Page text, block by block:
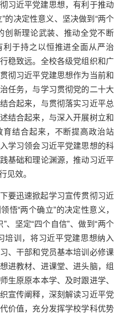
习近平党建思想，有利于推动
的决定性意义、坚决做到“两个
创新理论武装、推动全党不断
于持之以恒推进全面从严治
稳致远。全校各级党组织和广
彻习近平党建思想作为当前和
任务，与学习贯彻党的二十大
合起来，与贯彻落实习近平总
结合起来，与深入开展树立和
育结合起来，不断提高政治站
学习领会习近平党建思想的科
基础和理论渊源，推动习近平
见效。
要迅速掀起学习宣传贯彻习近
悟“两个确立”的决定性意义，
、坚定“四个自信”、做到“两个
培训，将习近平党建思想纳入
、干部和党员基本培训必修课
进教材、进课堂、进头脑，组
生原原本本学、及时跟进学、
宣传阐释，深刻解读习近平党
价值，充分发挥学校学科优势